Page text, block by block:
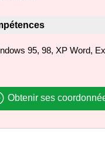
95, 98, XP Word,
Obtenir ses